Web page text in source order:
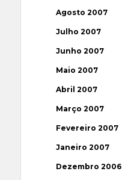
Agosto 2007
Julho 2007
Junho 2007
Maio 2007
Abril 2007
Março 2007
Fevereiro 2007
Janeiro 2007
Dezembro 2006